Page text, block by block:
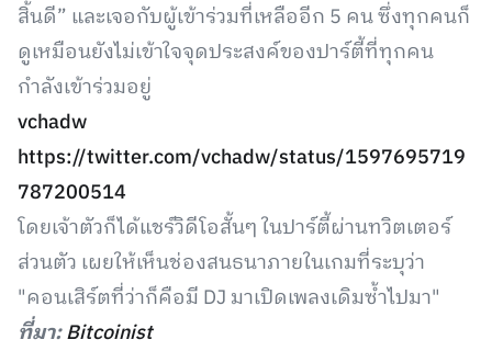
สิ้นดี” และเจอกับผู้เข้าร่วมที่เหลืออีก 5 คน ซึ่งทุกคนก็
ดูเหมือนยังไม่เข้าใจจุดประสงค์ของปาร์ตี้ที่ทุกคน
กำลังเข้าร่วมอยู่
vchadw
https://twitter.com/vchadw/status/1597695719
787200514
โดยเจ้าตัวก็ได้แชร์วิดีโอสั้นๆ ในปาร์ตี้ผ่านทวิตเตอร์
ส่วนตัว เผยให้เห็นช่องสนธนาภายในเกมที่ระบุว่า
"คอนเสิร์ตที่ว่าก็คือมี DJ มาเปิดเพลงเดิมซ้ำไปมา"
ที่มา:Bitcoinist